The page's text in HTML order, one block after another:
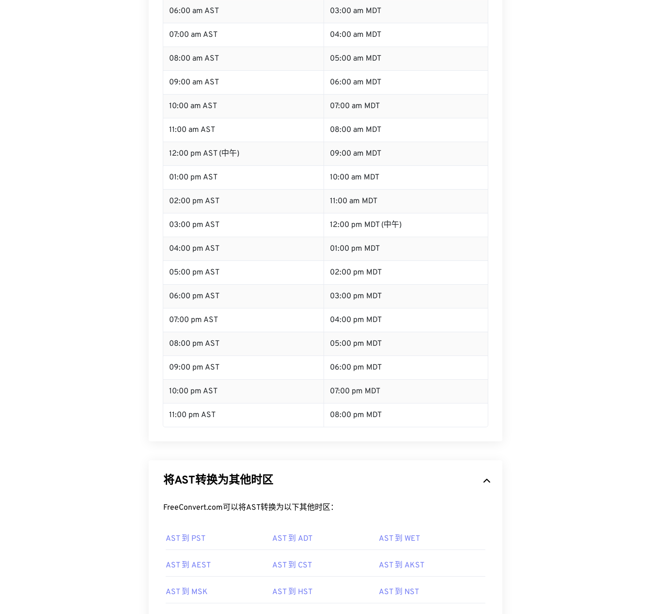
06:00 am AST 03:00 am MDT
07:00 am AST 04:00 am MDT
08:00 am AST 05:00 am MDT
09:00 am AST 06:00 am MDT
10:00 am AST 07:00 am MDT
11:00 am AST 08:00 am MDT
12:00 pm AST (中午) 09:00 am MDT
01:00 pm AST 10:00 am MDT
02:00 pm AST 11:00 am MDT
03:00 pm AST 12:00 pm MDT (中午)
04:00 pm AST 01:00 pm MDT
05:00 pm AST 02:00 pm MDT
06:00 pm AST 03:00 pm MDT
07:00 pm AST 04:00 pm MDT
08:00 pm AST 05:00 pm MDT
09:00 pm AST 06:00 pm MDT
10:00 pm AST 07:00 pm MDT
11:00 pm AST 08:00 pm MDT
将AST转换为其他时区
FreeConvert.com可以将AST转换为以下其他时区：
AST 到 PST AST 到 ADT AST 到 WET
AST 到 AEST AST 到 CST AST 到 AKST
AST 到 MSK AST 到 HST AST 到 NST